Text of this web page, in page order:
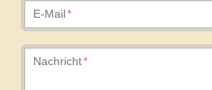
Pflichtfeld
E-Mail*
Pflichtfeld
Nachricht*